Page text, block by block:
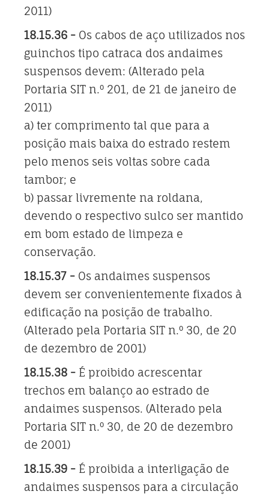
2011)
18.15.36 - Os cabos de aço utilizados nos
guinchos tipo catraca dos andaimes
suspensos devem: (Alterado pela
Portaria SIT n.º 201, de 21 de janeiro de
2011)
a) ter comprimento tal que para a
posição mais baixa do estrado restem
pelo menos seis voltas sobre cada
tambor; e
b) passar livremente na roldana,
devendo o respectivo sulco ser mantido
em bom estado de limpeza e
conservação.
18.15.37 - Os andaimes suspensos
devem ser convenientemente fixados à
edificação na posição de trabalho.
(Alterado pela Portaria SIT n.º 30, de 20
de dezembro de 2001)
18.15.38 - É proibido acrescentar
trechos em balanço ao estrado de
andaimes suspensos. (Alterado pela
Portaria SIT n.º 30, de 20 de dezembro
de 2001)
18.15.39 - É proibida a interligação de
andaimes suspensos para a circulação